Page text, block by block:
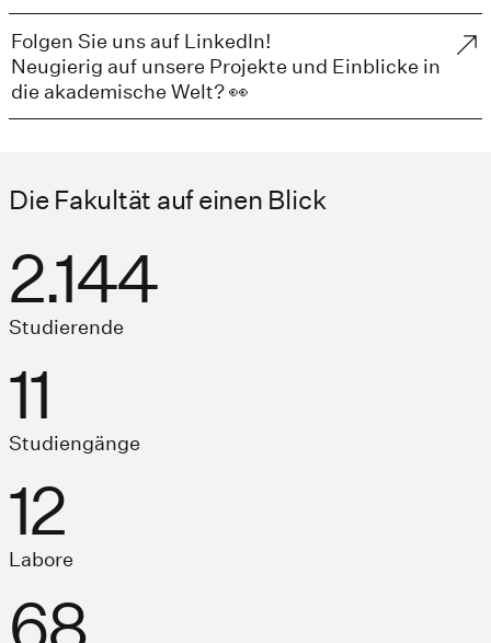
Folgen Sie uns auf LinkedIn!
Neugierig auf unsere Projekte und Einblicke in
die akademische Welt? 👀
Die Fakultät auf einen Blick
2.144
Studierende
11
Studiengänge
12
Labore
68